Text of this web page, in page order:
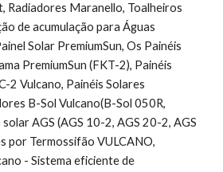
Radiadores Maranello, Toalheiros
de acumulação para Águas
Solar PremiumSun, Os Painéis
PremiumSun (FKT-2), Painéis
2 Vulcano, Painéis Solares
B-Sol Vulcano(B-Sol 050R,
AGS (AGS 10-2, AGS 20-2, AGS
por Termossifão VULCANO,
- Sistema eficiente de